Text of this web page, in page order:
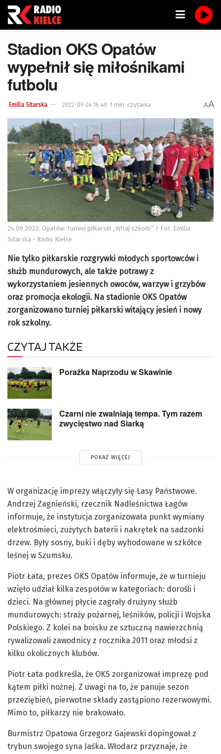
Stadion OKS Opatów
wypełnił się miłośnikami
futbolu
Emilia Sitarska 2022-09-24 16:40 1 min. czytania AA
24.09.2022. Opatów. Turniej piłkarski „Witaj szkoło” / Fot. Emilia
Sitarska - Radio Kielce
Nie tylko piłkarskie rozgrywki młodych sportowców i
służb mundurowych, ale także potrawy z
wykorzystaniem jesiennych owoców, warzyw i grzybów
oraz promocja ekologii. Na stadionie OKS Opatów
zorganizowano turniej piłkarski witający jesień i nowy
rok szkolny.
CZYTAJ TAKŻE
Porażka Naprzodu w Skawinie
Czarni nie zwalniają tempa. Tym razem
zwycięstwo nad Siarką
POKAŻ WIĘCEJ
W organizację imprezy włączyły się Lasy Państwowe.
Andrzej Zagnieński, rzecznik Nadleśnictwa Łagów
informuje, że instytucja zorganizowała punkt wymiany
elektrośmieci, zużytych baterii i nakrętek na sadzonki
drzew. Były sosny, buki i dęby wyhodowane w szkółce
leśnej w Szumsku.
Piotr Łata, prezes OKS Opatów informuje, że w turnieju
wzięło udział kilka zespołów w kategoriach: dorośli i
dzieci. Na głównej płycie zagrały drużyny służb
mundurowych: straży pożarnej, leśników, policji i Wojska
Polskiego. Z kolei na boisku ze sztuczną nawierzchnią
rywalizowali zawodnicy z rocznika 2011 oraz młodsi z
kilku okolicznych klubów.
Piotr Łata podkreśla, że OKS zorganizował imprezę pod
kątem piłki nożnej. Z uwagi na to, że panuje sezon
przeziębień, pierwotne składy zastąpiono rezerwowymi.
Mimo to, piłkarzy nie brakowało.
Burmistrz Opatowa Grzegorz Gajewski dopingował z
trybun swojego syna Jaśka. Włodarz przyznaje, że